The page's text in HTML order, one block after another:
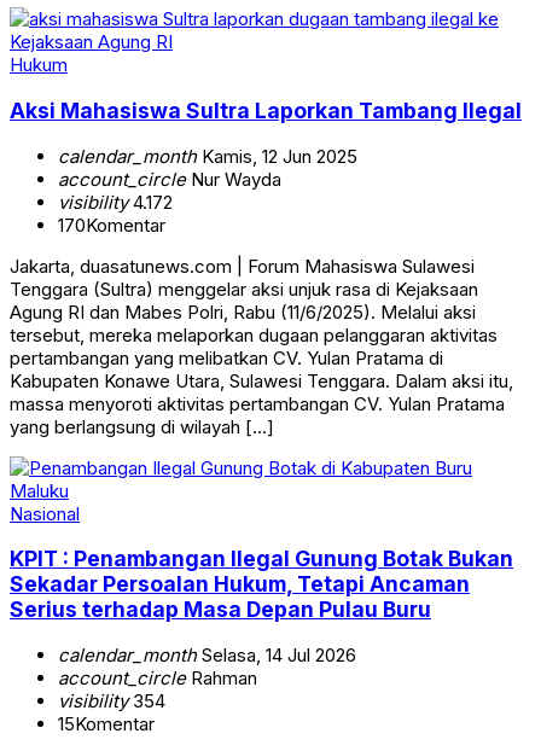
Hukum
Aksi Mahasiswa Sultra Laporkan Tambang Ilegal
calendar_monthKamis, 12 Jun 2025
account_circleNur Wayda
visibility4.172
170Komentar
Jakarta, duasatunews.com | Forum Mahasiswa Sulawesi
Tenggara (Sultra) menggelar aksi unjuk rasa di Kejaksaan
Agung RI dan Mabes Polri, Rabu (11/6/2025). Melalui aksi
tersebut, mereka melaporkan dugaan pelanggaran aktivitas
pertambangan yang melibatkan CV. Yulan Pratama di
Kabupaten Konawe Utara, Sulawesi Tenggara. Dalam aksi itu,
massa menyoroti aktivitas pertambangan CV. Yulan Pratama
yang berlangsung di wilayah […]
Nasional
KPIT : Penambangan Ilegal Gunung Botak Bukan
Sekadar Persoalan Hukum, Tetapi Ancaman
Serius terhadap Masa Depan Pulau Buru
calendar_monthSelasa, 14 Jul 2026
account_circleRahman
visibility354
15Komentar